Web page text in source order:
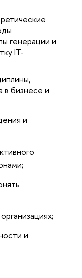
генерации и
IT-
в бизнесе и
и
и